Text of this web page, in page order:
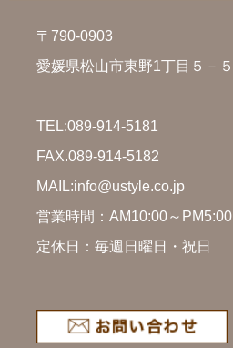
〒790-0903
愛媛県松山市東野1丁目５－５
TEL:089-914-5181
FAX.089-914-5182
MAIL:info@ustyle.co.jp
営業時間：AM10:00～PM5:00
定休日：毎週日曜日・祝日